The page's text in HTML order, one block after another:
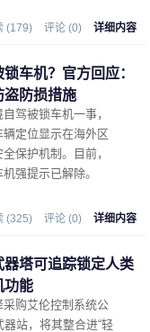
(179) 评论 (0) 详细内容
车机？官方回应：
盗防损措施
驾被锁车机一事，
定位显示在海外区
保护机制。目前，
强提示已解除。
(325) 评论 (0) 详细内容
塔可追踪锁定人类
功能
购艾伦控制系统公
器站，将其整合进“轻